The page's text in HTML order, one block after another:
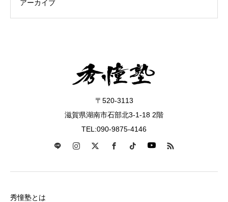
〒520-3113
滋賀県湖南市石部北3-1-18 2階
TEL:090-9875-4146
秀憧塾とは